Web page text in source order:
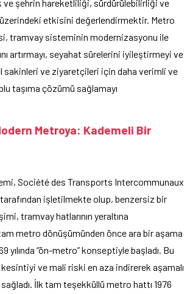
ve şehrin hareketliliği, sürdürülebilirliği ve
etkisini değerlendirmektir. Metro
tramvay sisteminin modernizasyonu ile
artırmayı, seyahat sürelerini iyileştirmeyi ve
sakinleri ve ziyaretçileri için daha verimli ve
taşıma çözümü sağlamayı
Metroya: Kademeli Bir
Société des Transports Intercommunaux
işletilmekte olup, benzersiz bir
tramvay hatlarının yeraltına
metro dönüşümünden önce ara bir aşama
yılında “ön-metro” konseptiyle başladı. Bu
ve mali riski en aza indirerek aşamalı
İlk tam teşekküllü metro hattı 1976